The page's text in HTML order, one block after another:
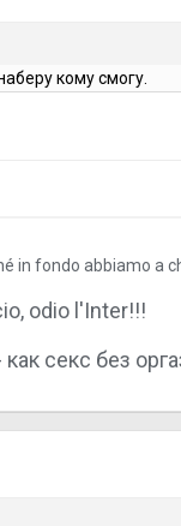
кому смогу.
in fondo abbiamo a
odio l'Inter!!!
секс без